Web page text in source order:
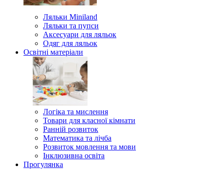
Ляльки Miniland
Ляльки та пупси
Аксесуари для ляльок
Одяг для ляльок
Освітні матеріали
Логіка та мислення
Товари для класної кімнати
Ранній розвиток
Математика та лічба
Розвиток мовлення та мови
Інклюзивна освіта
Прогулянка